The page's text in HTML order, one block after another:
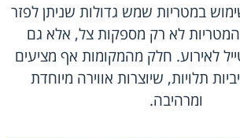
במטריות שמש גדולות שניתן לפזר
לא רק מספקות צל, אלא גם
לאירוע. חלק מהמקומות אף מציעים
תלויות, שיוצרות אווירה מיוחדת
ומרהיבה.